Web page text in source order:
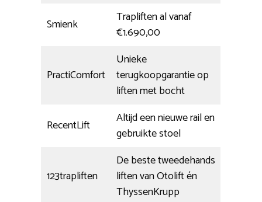
Smienk
Trapliften al vanaf
€1.690,00
PractiComfort
Unieke
terugkoopgarantie op
liften met bocht
RecentLift
Altijd een nieuwe rail en
gebruikte stoel
123trapliften
De beste tweedehands
liften van Otolift én
ThyssenKrupp